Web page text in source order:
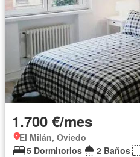
1.700 €/mes
El Milán, Oviedo
5 Dormitorios
2 Baños